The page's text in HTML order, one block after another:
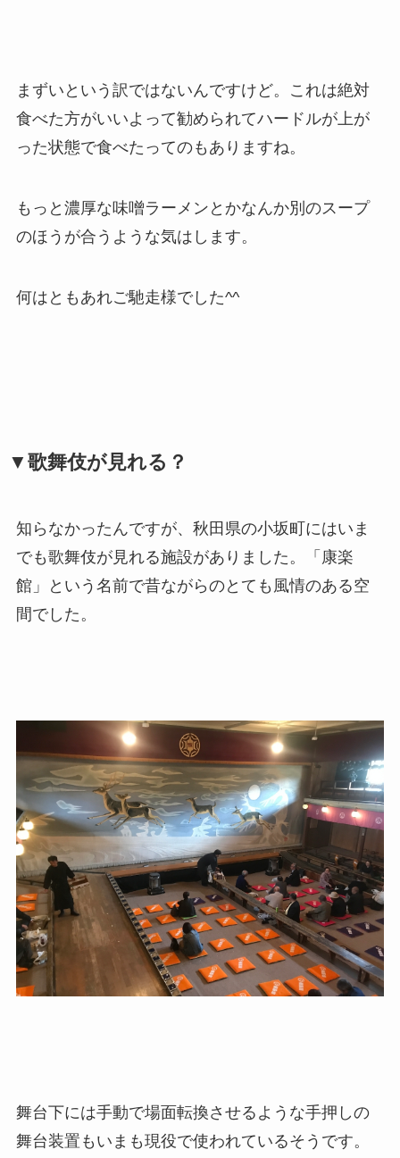
まずいという訳ではないんですけど。これは絶対
食べた方がいいよって勧められてハードルが上が
った状態で食べたってのもありますね。
もっと濃厚な味噌ラーメンとかなんか別のスープ
のほうが合うような気はします。
何はともあれご馳走様でした^^
▼歌舞伎が見れる？
知らなかったんですが、秋田県の小坂町にはいま
でも歌舞伎が見れる施設がありました。「康楽
館」という名前で昔ながらのとても風情のある空
間でした。
舞台下には手動で場面転換させるような手押しの
舞台装置もいまも現役で使われているそうです。